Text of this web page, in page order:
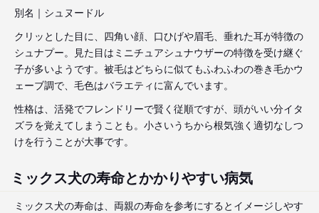
別名｜シュヌードル
クリッとした目に、四角い顔、口ひげや眉毛、垂れた耳が特徴の
シュナプー。見た目はミニチュアシュナウザーの特徴を受け継ぐ
子が多いようです。被毛はどちらに似てもふわふわの巻き毛かウ
ェーブ調で、毛色はバラエティに富んでいます。
性格は、活発でフレンドリーで賢く従順ですが、頭がいい分イタ
ズラを覚えてしまうことも。小さいうちから根気強く適切なしつ
けを行うことが大事です。
ミックス犬の寿命とかかりやすい病気
ミックス犬の寿命は、両親の寿命を参考にするとイメージしやす